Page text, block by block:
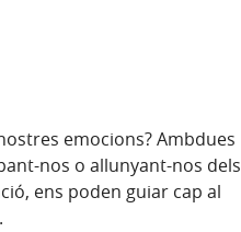
emocions? Ambdues
nos o allunyant-nos dels
ens poden guiar cap al